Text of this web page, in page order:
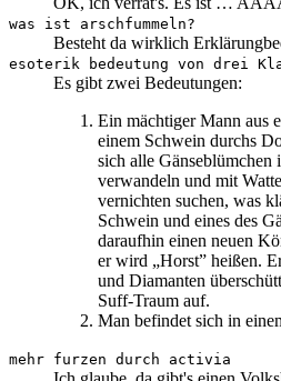
was ist arschfummeln?
Besteht da wirklich
esoterik bedeutung von drei
Es gibt zwei Bedeutungen:
Ein mächtiger Mann aus
einem Schwein durchs
sich alle Gänseblümchen
verwandeln und mit
vernichten suchen, was
Schwein und eines des
daraufhin einen neuen
er wird „Horst” heißen.
und Diamanten
Suff-Traum auf.
Man befindet sich in
mehr furzen durch activia